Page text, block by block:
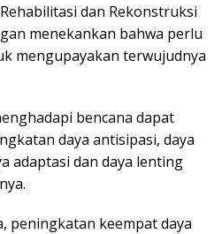
dan Rekonstruksi
menekankan bahwa perlu
mengupayakan terwujudnya
bencana dapat
daya antisipasi, daya
adaptasi dan daya lenting
peningkatan keempat daya